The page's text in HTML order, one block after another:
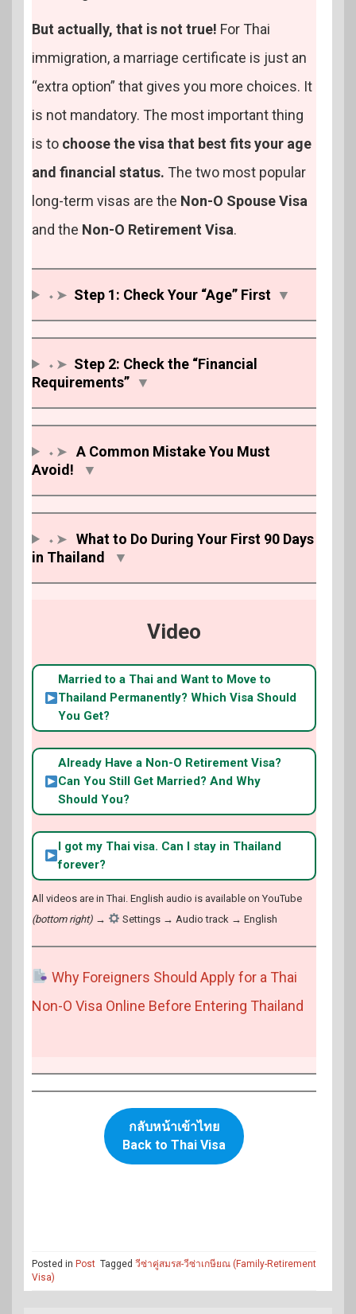
But actually, that is not true! For Thai
immigration, a marriage certificate is just an
“extra option” that gives you more choices. It
is not mandatory. The most important thing
is to choose the visa that best fits your age
and financial status. The two most popular
long-term visas are the Non-O Spouse Visa
and the Non-O Retirement Visa.
⬩➤ Step 1: Check Your “Age” First ▼
⬩➤ Step 2: Check the “Financial
Requirements” ▼
⬩➤ A Common Mistake You Must
Avoid!
▼
⬩➤ What to Do During Your First 90 Days
in Thailand
▼
Video
Married to a Thai and Want to Move to
Thailand Permanently? Which Visa Should
You Get?
Already Have a Non-O Retirement Visa?
Can You Still Get Married? And Why
Should You?
I got my Thai visa. Can I stay in Thailand
forever?
All videos are in Thai. English audio is available on YouTube
(bottom right) → Settings → Audio track → English
Why Foreigners Should Apply for a Thai
Non-O Visa Online Before Entering Thailand
กลับหน้าเข้าไทย
Back to Thai Visa
Posted in Post Tagged วีซ่าคู่สมรส-วีซ่าเกษียณ (Family-Retirement
Visa)